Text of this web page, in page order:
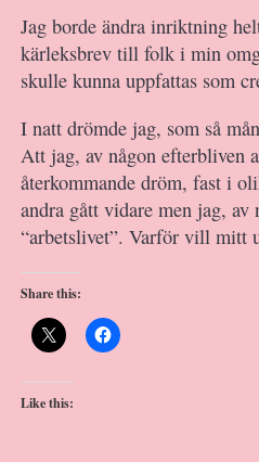
Jag borde ändra inriktning
kärleksbrev till folk i min
skulle kunna uppfattas som
I natt drömde jag, som så
Att jag, av någon efterbliven
återkommande dröm, fast i
andra gått vidare men jag,
“arbetslivet”. Varför vill mitt
Share this:
Like this: